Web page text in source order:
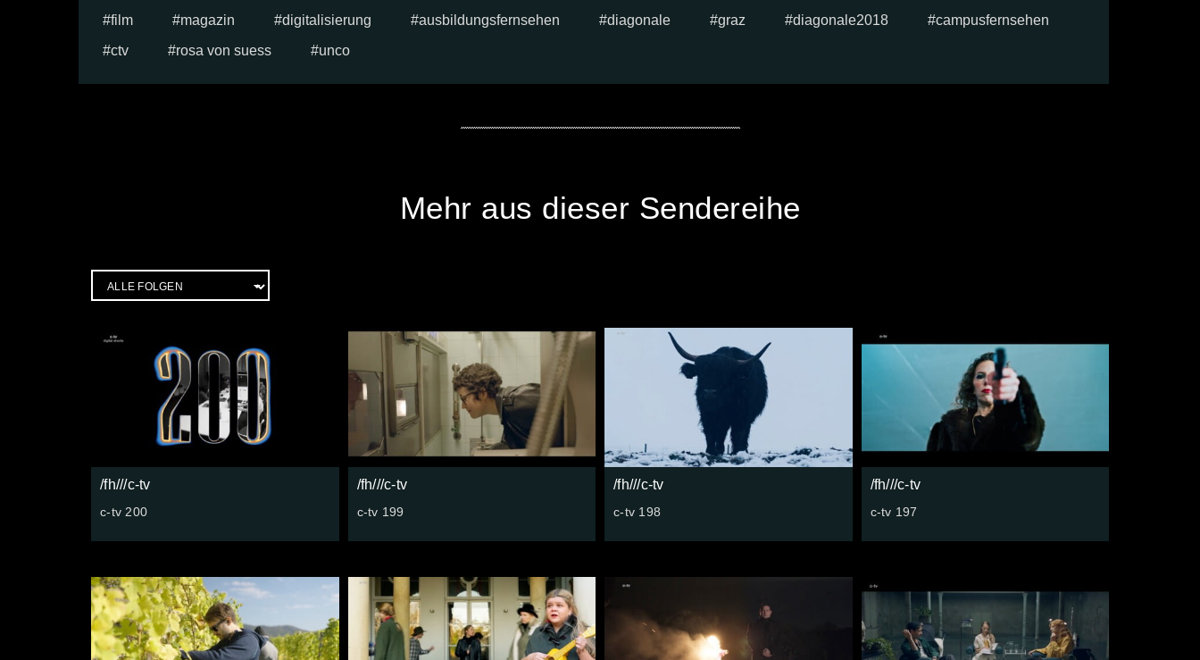
film magazin digitalisierung ausbildungsfernsehen diagonale graz diagonale2018
campusfernsehen
ctv
rosa von suess unco
Mehr aus dieser Sendereihe
/fh///c-tv
c-tv 200
/fh///c-tv
c-tv 199
/fh///c-tv
c-tv 198
/fh///c-tv
c-tv 197